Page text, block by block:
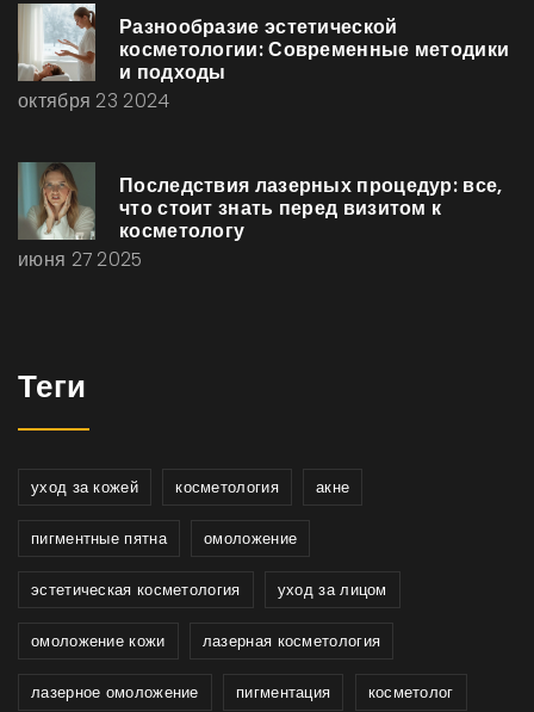
Разнообразие эстетической
косметологии: Современные методики
и подходы
октября 23 2024
Последствия лазерных процедур: все,
что стоит знать перед визитом к
косметологу
июня 27 2025
Теги
уход за кожей косметология акне
пигментные пятна омоложение
эстетическая косметология уход за лицом
омоложение кожи лазерная косметология
лазерное омоложение пигментация косметолог